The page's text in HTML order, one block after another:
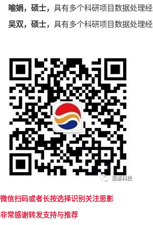
喻娟，硕士， 具有多个科研项目数据处理
吴双，硕士， 具有多个科研项目数据处理
微信扫码或者长按选择识别关注思影
非常感谢转发支持与推荐